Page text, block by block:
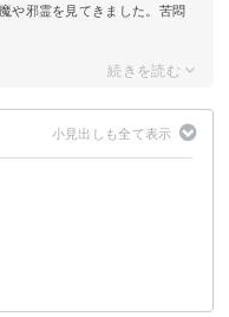
や邪霊を見てきました。苦悶